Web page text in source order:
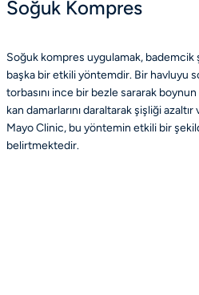
Soğuk Kompres
Soğuk kompres uygulamak,
başka bir etkili yöntemdir. Bir havluyu
torbasını ince bir bezle sararak boynun
kan damarlarını daraltarak şişliği
Mayo Clinic, bu yöntemin etkili bir
belirtmektedir.